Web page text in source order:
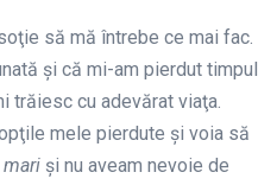
să mă întrebe ce mai fac.
şi că mi-am pierdut timpul
trăiesc cu adevărat viaţa.
mele pierdute şi voia să
mari şi nu aveam nevoie de